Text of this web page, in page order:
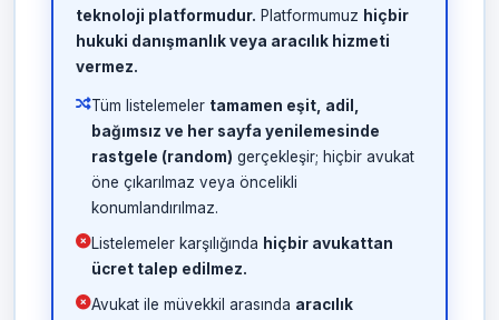
teknoloji platformudur. Platformumuz hiçbir
hukuki danışmanlık veya aracılık hizmeti
vermez.
Tüm listelemeler tamamen eşit, adil,
bağımsız ve her sayfa yenilemesinde
rastgele (random) gerçekleşir; hiçbir avukat
öne çıkarılmaz veya öncelikli
konumlandırılmaz.
Listelemeler karşılığında hiçbir avukattan
ücret talep edilmez.
Avukat ile müvekkil arasında aracılık